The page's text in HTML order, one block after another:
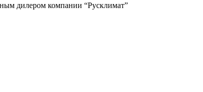
дилером компании “Русклимат”